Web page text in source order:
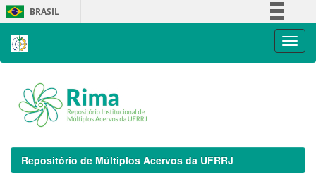
Skip
navigation
BRASIL
Repositório de Múltiplos Acervos da UFRRJ